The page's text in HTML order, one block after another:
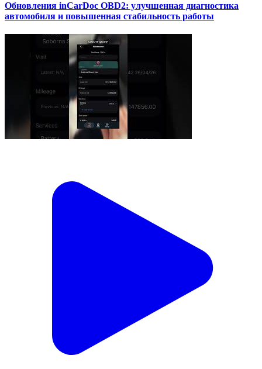
Обновления inCarDoc OBD2: улучшенная диагностика
автомобиля и повышенная стабильность работы